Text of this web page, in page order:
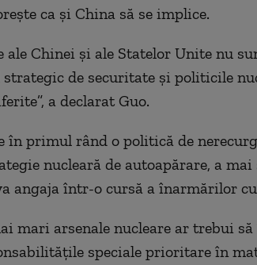
ca şi China să se implice.
ale Chinei şi ale Statelor Unite nu
de securitate şi politicile
a declarat Guo.
în primul rând o politică de
nucleară de autoapărare, a mai
angaja într-o cursă a înarmărilor
mari arsenale nucleare ar trebui
speciale prioritare în